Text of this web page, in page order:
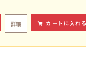
詳細 カートに入れる